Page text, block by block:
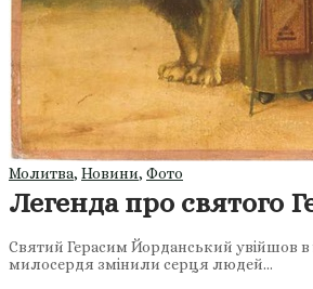
Молитва, Новини, Фото
Легенда про святого
Святий Герасим Йорданський увійшов в
милосердя змінили серця людей…